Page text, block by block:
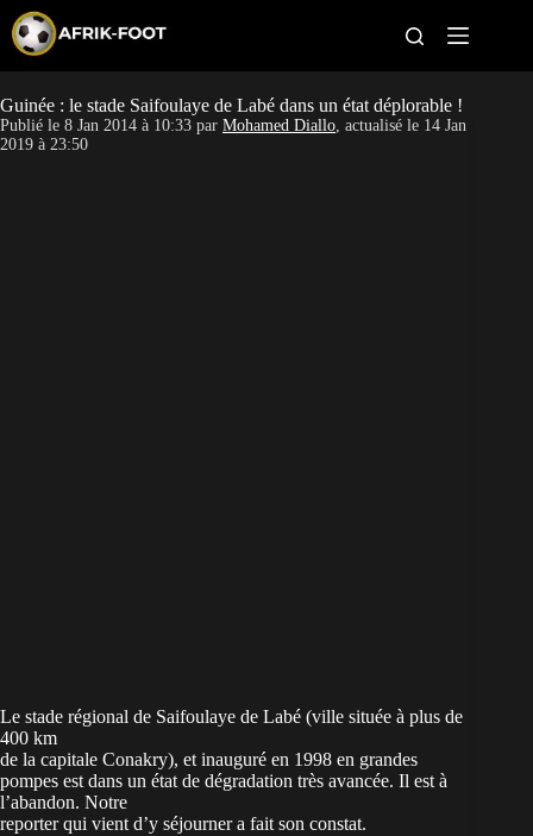
p
o
c
CAN féminine
Guinée : le stade Saifoulaye de Labé dans un état déplorable !
Publié le 8 Jan 2014 à 10:33 par Mohamed Diallo, actualisé le 14 Jan
2019 à 23:50
Le stade régional de Saifoulaye de Labé (ville située à plus de
400 km
de la capitale Conakry), et inauguré en 1998 en grandes
pompes est dans un état de dégradation très avancée. Il est à
l’abandon. Notre
reporter qui vient d’y séjourner a fait son constat.